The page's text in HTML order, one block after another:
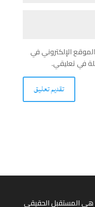
الإلكتروني في
في تعليقي.
هي المستقبل الحقيقي